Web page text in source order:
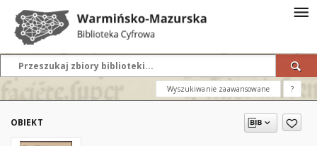
Wyszukiwanie zaawansowane ?
OBIEKT